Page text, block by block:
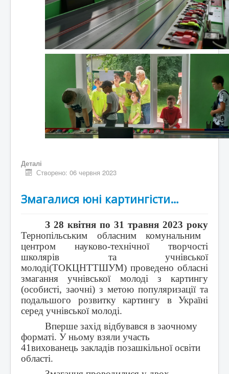
Деталі
Створено: 06 червня 2023
Змагалися юні картингісти…
З 28 квітня по 31 травня 2023 року
Тернопільським обласним комунальним
центром науково-технічної творчості
школярів та учнівської
молоді(ТОКЦНТТШУМ) проведено обласні
змагання учнівської молоді з картингу
(особисті, заочні) з метою популяризації та
подальшого розвитку картингу в Україні
серед учнівської молоді.
Вперше захід відбувався в заочному
форматі. У ньому взяли участь
41вихованець закладів позашкільної освіти
області.